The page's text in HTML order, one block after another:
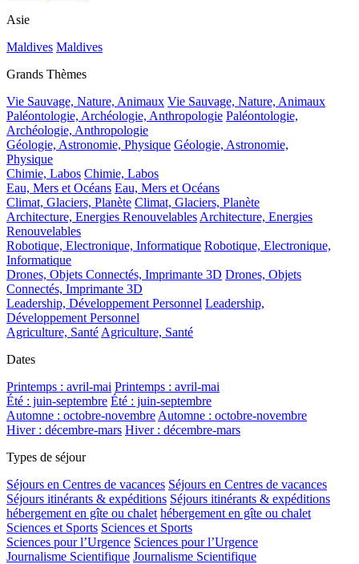
Asie
Maldives Maldives
Grands Thèmes
Vie Sauvage, Nature, Animaux Vie Sauvage, Nature, Animaux
Paléontologie, Archéologie, Anthropologie Paléontologie,
Archéologie, Anthropologie
Géologie, Astronomie, Physique Géologie, Astronomie,
Physique
Chimie, Labos Chimie, Labos
Eau, Mers et Océans Eau, Mers et Océans
Climat, Glaciers, Planète Climat, Glaciers, Planète
Architecture, Energies Renouvelables Architecture, Energies
Renouvelables
Robotique, Electronique, Informatique Robotique, Electronique,
Informatique
Drones, Objets Connectés, Imprimante 3D Drones, Objets
Connectés, Imprimante 3D
Leadership, Développement Personnel Leadership,
Développement Personnel
Agriculture, Santé Agriculture, Santé
Dates
Printemps : avril-mai Printemps : avril-mai
Été : juin-septembre Été : juin-septembre
Automne : octobre-novembre Automne : octobre-novembre
Hiver : décembre-mars Hiver : décembre-mars
Types de séjour
Séjours en Centres de vacances Séjours en Centres de vacances
Séjours itinérants & expéditions Séjours itinérants & expéditions
hébergement en gîte ou chalet hébergement en gîte ou chalet
Sciences et Sports Sciences et Sports
Sciences pour l’Urgence Sciences pour l’Urgence
Journalisme Scientifique Journalisme Scientifique